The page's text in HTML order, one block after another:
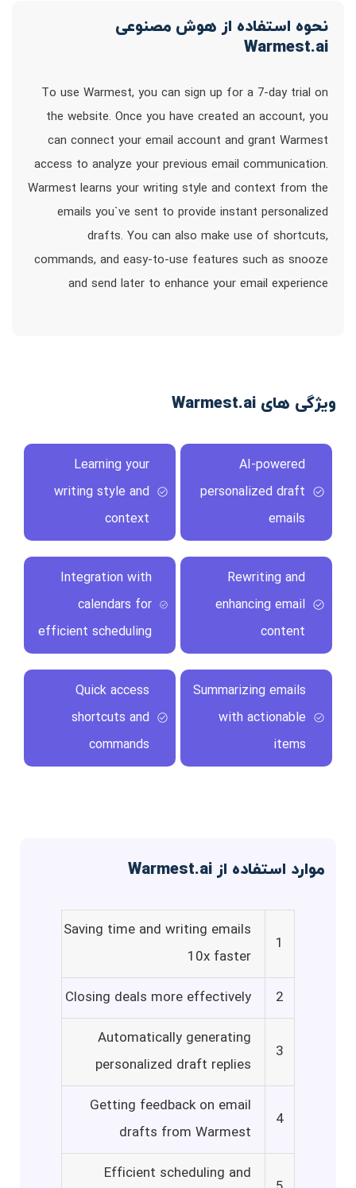
نحوه استفاده از هوش مصنوعی
Warmest.ai
To use Warmest, you can sign up for a 7-day trial on
the website. Once you have created an account, you
can connect your email account and grant Warmest
access to analyze your previous email communication.
Warmest learns your writing style and context from the
emails you`ve sent to provide instant personalized
drafts. You can also make use of shortcuts,
commands, and easy-to-use features such as snooze
and send later to enhance your email experience
ویژگی های Warmest.ai
AI-powered
personalized draft
emails
Learning your
writing style and
context
Rewriting and
enhancing email
content
Integration with
calendars for
efficient scheduling
Summarizing emails
with actionable
items
Quick access
shortcuts and
commands
موارد استفاده از Warmest.ai
1
Saving time and writing emails
10x faster
2
Closing deals more effectively
3
Automatically generating
personalized draft replies
4
Getting feedback on email
drafts from Warmest
Efficient scheduling and